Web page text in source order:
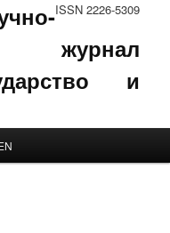
ISSN 2226-5309
журнал
и